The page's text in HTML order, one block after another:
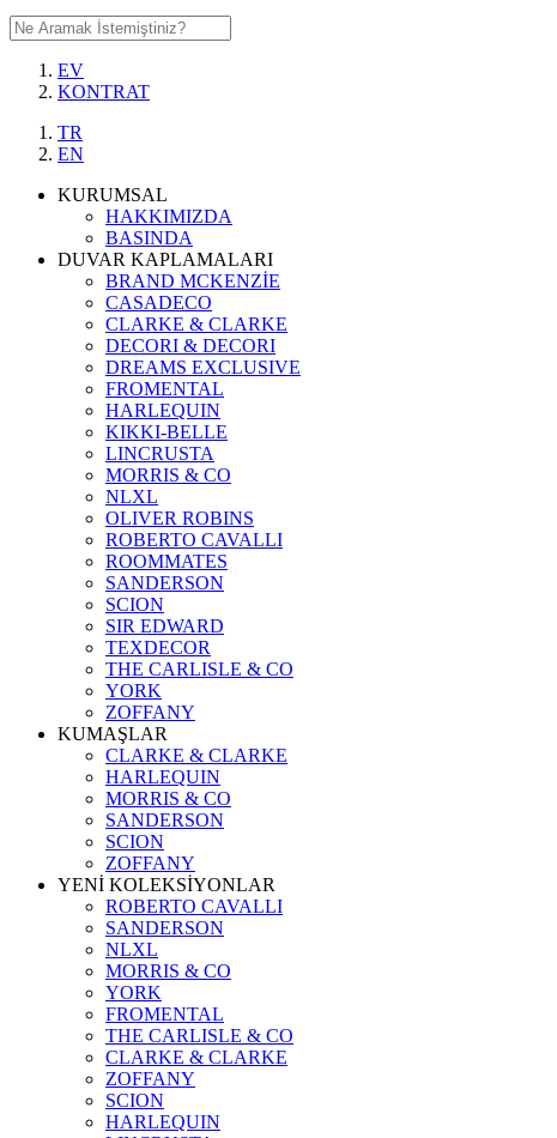
EV
KONTRAT
TR
EN
KURUMSAL
HAKKIMIZDA
BASINDA
DUVAR KAPLAMALARI
BRAND MCKENZİE
CASADECO
CLARKE & CLARKE
DECORI & DECORI
DREAMS EXCLUSIVE
FROMENTAL
HARLEQUIN
KIKKI-BELLE
LINCRUSTA
MORRIS & CO
NLXL
OLIVER ROBINS
ROBERTO CAVALLI
ROOMMATES
SANDERSON
SCION
SIR EDWARD
TEXDECOR
THE CARLISLE & CO
YORK
ZOFFANY
KUMAŞLAR
CLARKE & CLARKE
HARLEQUIN
MORRIS & CO
SANDERSON
SCION
ZOFFANY
YENİ KOLEKSİYONLAR
ROBERTO CAVALLI
SANDERSON
NLXL
MORRIS & CO
YORK
FROMENTAL
THE CARLISLE & CO
CLARKE & CLARKE
ZOFFANY
SCION
HARLEQUIN